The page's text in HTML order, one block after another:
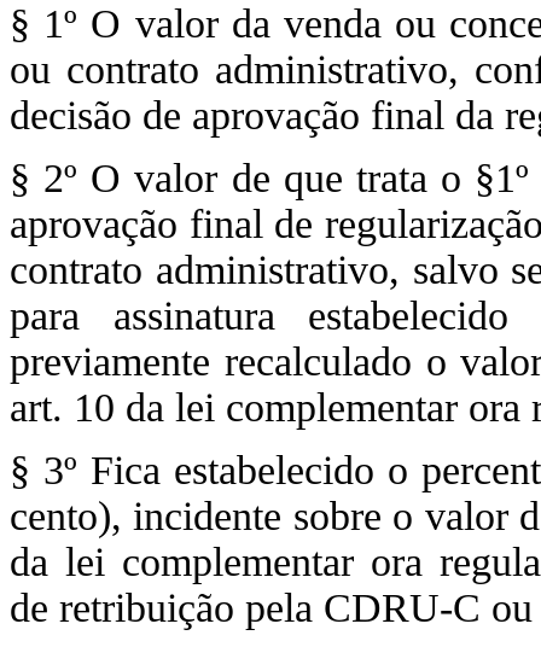
§ 1º O valor da venda ou
ou contrato administrativo,
decisão de aprovação final da
§ 2º O valor de que trata o
aprovação final de
contrato administrativo, salvo
para assinatura
previamente recalculado o
art. 10 da lei complementar ora
§ 3º Fica estabelecido o
cento), incidente sobre o valor
da lei complementar ora
de retribuição pela CDRU-C